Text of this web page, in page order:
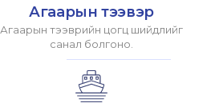
Агаарын тээвэр
Агаарын тээврийн цогц шийдлийг
санал болгоно.